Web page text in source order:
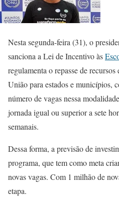
Nesta segunda-feira (31), o
sanciona a Lei de Incentivo às
regulamenta o repasse de recursos
União para estados e municípios,
número de vagas nessa
jornada igual ou superior a sete
semanais.
Dessa forma, a previsão de
programa, que tem como meta
novas vagas. Com 1 milhão de
etapa.